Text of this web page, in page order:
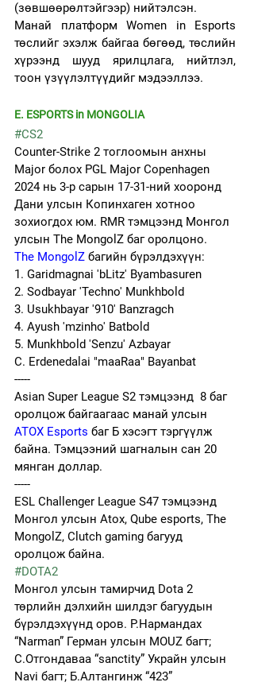
(зөвшөөрөлтэйгээр) нийтэлсэн.
Манай платформ Women in Esports
төслийг эхэлж байгаа бөгөөд, төслийн
хүрээнд шууд ярилцлага, нийтлэл,
тоон үзүүлэлтүүдийг мэдээллээ.
E. ESPORTS in MONGOLIA
#CS2
Counter-Strike 2 тоглоомын анхны
Major болох PGL Major Copenhagen
2024 нь 3-р сарын 17-31-ний хооронд
Дани улсын Копинхаген хотноо
зохиогдох юм. RMR тэмцээнд Монгол
улсын The MongolZ баг оролцоно.
The MongolZ багийн бүрэлдэхүүн:
1. Garidmagnai 'bLitz' Byambasuren
2. Sodbayar 'Techno' Munkhbold
3. Usukhbayar '910' Banzragch
4. Ayush 'mzinho' Batbold
5. Munkhbold 'Senzu' Azbayar
C. Erdenedalai "maaRaa" Bayanbat
-----
Asian Super League S2 тэмцээнд 8 баг
оролцож байгаагаас манай улсын
ATOX Esports баг Б хэсэгт тэргүүлж
байна. Тэмцээний шагналын сан 20
мянган доллар.
-----
ESL Challenger League S47 тэмцээнд
Монгол улсын Atox, Qube esports, The
MongolZ, Clutch gaming багууд
оролцож байна.
#DOTA2
Монгол улсын тамирчид Dota 2
төрлийн дэлхийн шилдэг багуудын
бүрэлдэхүүнд оров. Р.Нармандах
“Narman” Герман улсын MOUZ багт;
С.Отгондаваа “sanctity” Украйн улсын
Navi багт; Б.Алтангинж “423”